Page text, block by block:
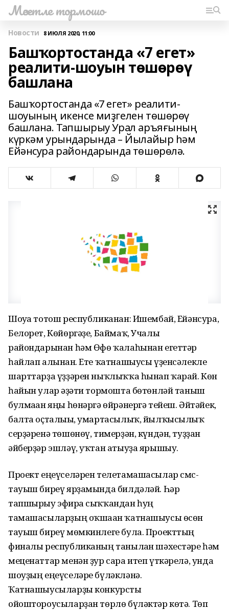
Мәсетле тормошо
Новости 8 ИЮЛЯ 2020, 11:00
Башҡортостанда «7 егет»
реалити-шоуын төшөрөү
башлана
Башҡортостанда «7 егет» реалити-
шоуының икенсе миҙгелен төшөрөү
башлана. Тапшырыу Урал аръяғының
күркәм урындарында – Йылайыр һәм
Ейәнсура райондарында төшөрөлә.
Шоуға тотош республиканан: Ишембай, Ейәнсура,
Белорет, Көйөргәҙе, Баймаҡ, Учалы
райондарынан һәм Өфө ҡалаһынан егеттәр
һайлап алынған. Ете ҡатнашыусы үҙенсәлекле
шарттарҙа үҙҙәрен ныҡлыҡҡа һынап ҡарай. Көн
һайын улар ғәҙәти тормошта бөтөнләй таныш
булмаған яңы һөнәргә өйрәнергә тейеш. Әйтәйек,
балта оҫталығы, умартасылыҡ, йылҡысылыҡ
серҙәренә төшөнөү, тимерҙән, күндән, туҙҙан
әйберҙәр эшләү, уҡтан атыуҙа ярышыу.
Проект еңеүселәрен телетамашасылар смс-
тауыш биреү ярҙамында билдәләй. Һәр
тапшырыу эфирға сыҡҡандан һуң
тамашасыларҙың оҡшаған ҡатнашыусы өсөн
тауыш биреү мөмкинлеге була. Проекттың
финалы республиканың танылған шәхестәре һәм
меценаттар менән ҙур сара итеп үткәрелә, унда
шоуҙың еңеүселәре бүләкләнә.
Ҡатнашыусыларҙы конкурсты
ойоштороусыларҙан төрлө бүләктәр көтә. Төп